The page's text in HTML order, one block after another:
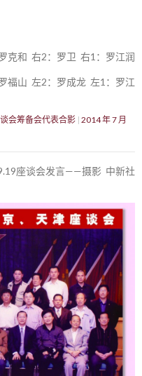
克和 右2：罗卫 右1：罗江润
福山 左2：罗成龙 左1：罗江
会筹备会代表合影 2014 年 7 月
座谈会发言——摄影 中新社